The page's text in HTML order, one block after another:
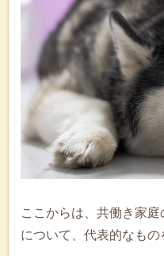
ここからは、共働き家
について、代表的なもの